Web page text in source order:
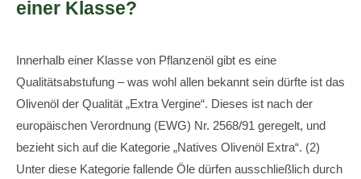
einer Klasse?
Innerhalb einer Klasse von Pflanzenöl gibt es eine
Qualitätsabstufung – was wohl allen bekannt sein dürfte ist das
Olivenöl der Qualität „Extra Vergine“. Dieses ist nach der
europäischen Verordnung (EWG) Nr. 2568/91 geregelt, und
bezieht sich auf die Kategorie „Natives Olivenöl Extra“. (2)
Unter diese Kategorie fallende Öle dürfen ausschließlich durch